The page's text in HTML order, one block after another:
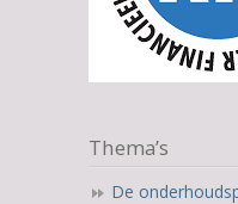
Thema’s
De